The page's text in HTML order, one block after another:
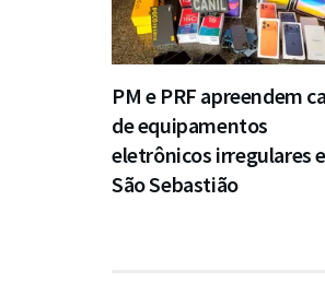
PM e PRF apreendem
de equipamentos
eletrônicos irregulares
São Sebastião